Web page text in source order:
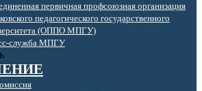
первичная профсоюзная организация
педагогического государственного
(ОППО МПГУ)
служба МПГУ